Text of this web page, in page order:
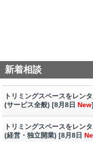
新着相談
トリミングスペースをレン
(サービス全般) [8月8日 New]
トリミングスペースをレン
(経営・独立開業) [8月8日